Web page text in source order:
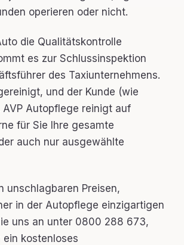
operieren oder nicht.
die Qualitätskontrolle
es zur Schlussinspektion
des Taxiunternehmens.
und der Kunde (wie
AVP Autopflege reinigt auf
für Sie Ihre gesamte
auch nur ausgewählte
unschlagbaren Preisen,
in der Autopflege einzigartigen
uns an unter 0800 288 673,
kostenloses